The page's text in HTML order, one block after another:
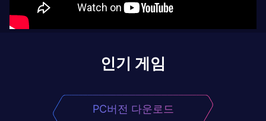
인기 게임
PC버전 다운로드